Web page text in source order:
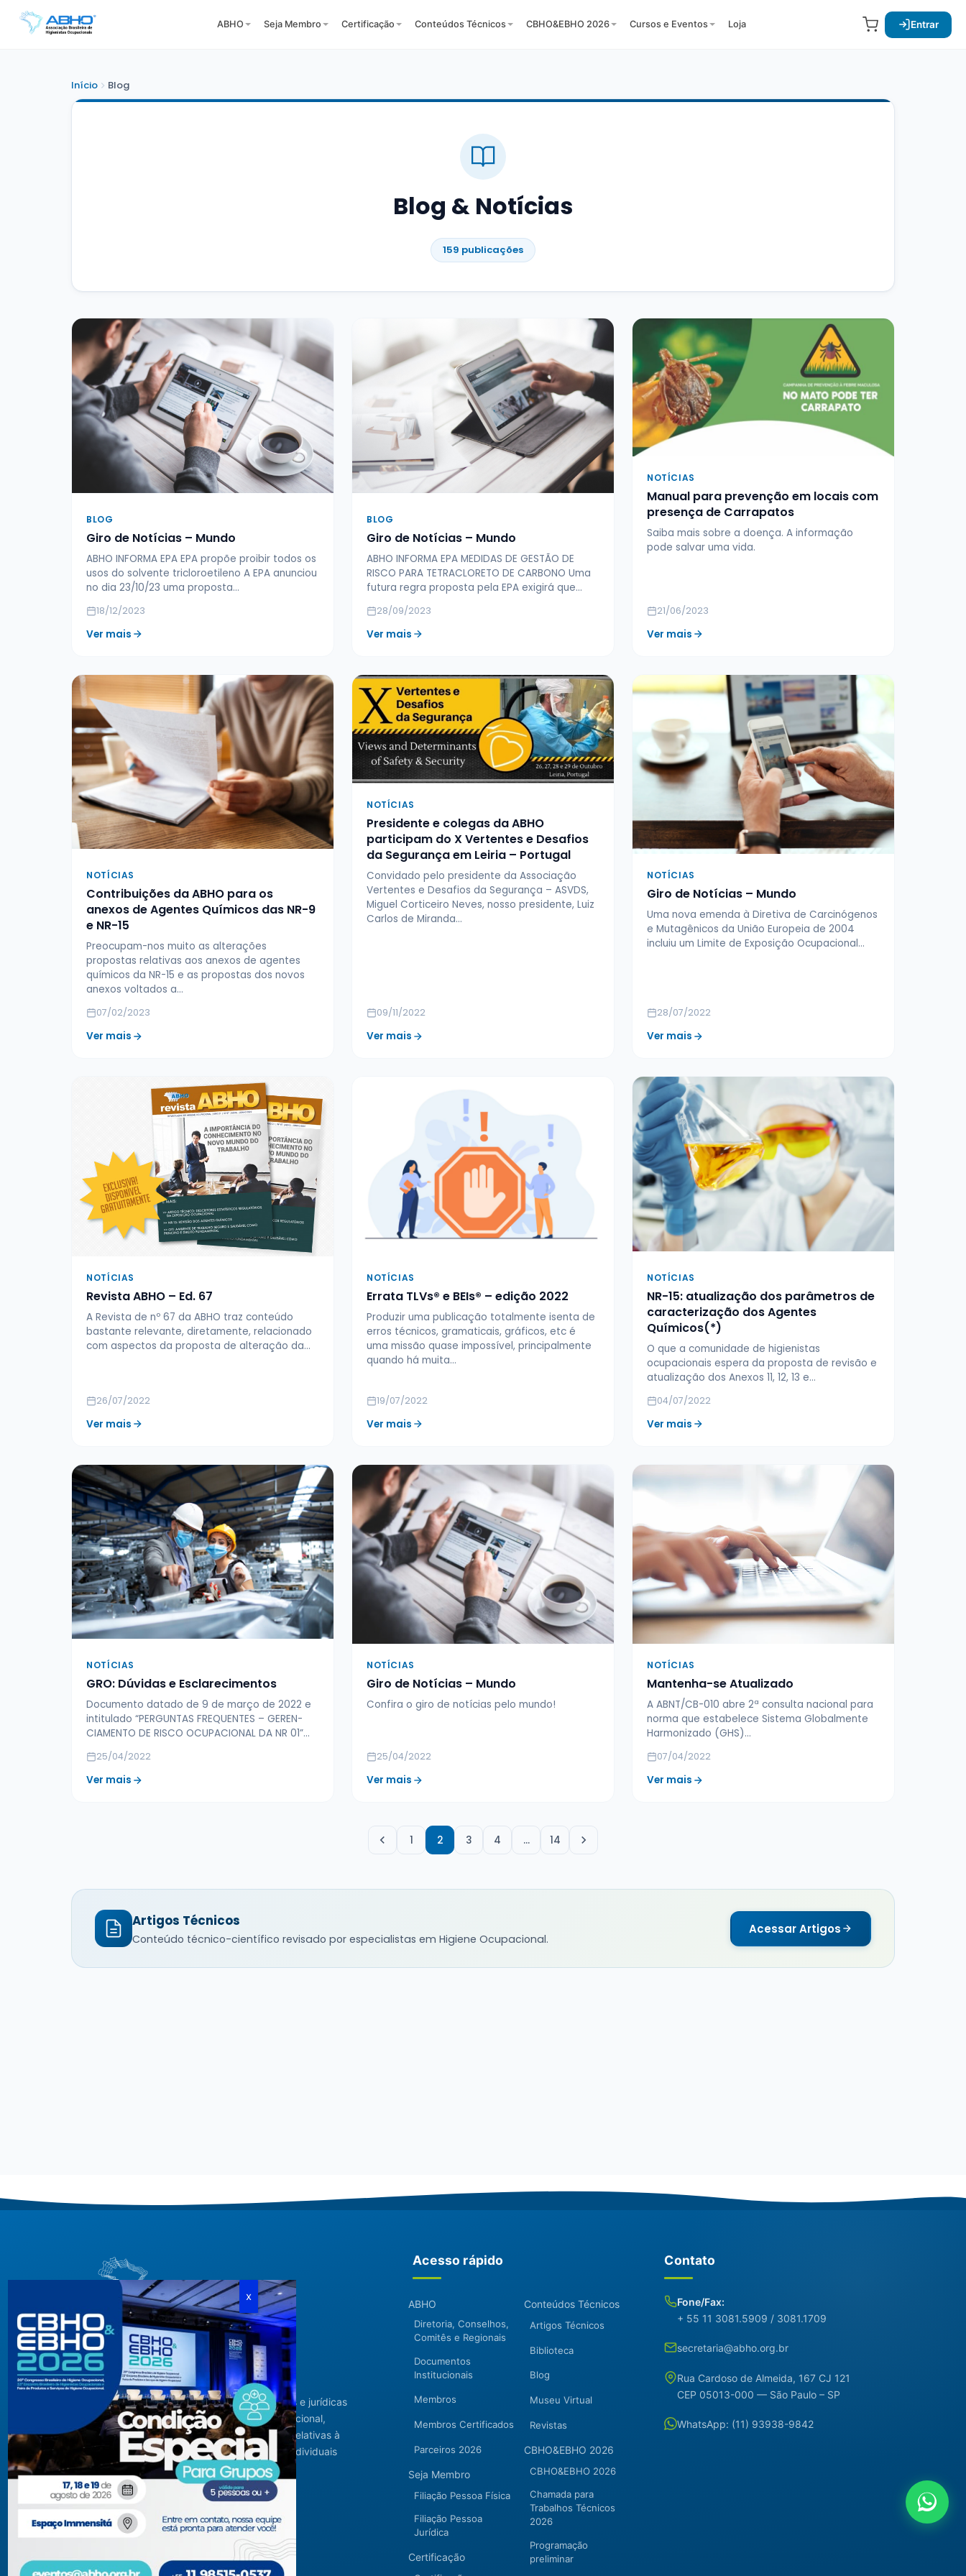
ABHO Seja Membro Certificação Conteúdos Técnicos CBHO&EBHO 2026 Cursos e Eventos Loja Entrar
Início Blog
Blog & Notícias
159 publicações
BLOG
Giro de Notícias – Mundo
ABHO INFORMA EPA EPA propõe proibir todos os
usos do solvente tricloroetileno A EPA anunciou
no dia 23/10/23 uma proposta…
18/12/2023
Ver mais
BLOG
Giro de Notícias – Mundo
ABHO INFORMA EPA MEDIDAS DE GESTÃO DE
RISCO PARA TETRACLORETO DE CARBONO Uma
futura regra proposta pela EPA exigirá que…
28/09/2023
Ver mais
NOTÍCIAS
Manual para prevenção em locais com
presença de Carrapatos
Saiba mais sobre a doença. A informação
pode salvar uma vida.
21/06/2023
Ver mais
NOTÍCIAS
Contribuições da ABHO para os
anexos de Agentes Químicos das NR-9
e NR-15
Preocupam-nos muito as alterações
propostas relativas aos anexos de agentes
químicos da NR-15 e as propostas dos novos
anexos voltados a…
07/02/2023
Ver mais
NOTÍCIAS
Presidente e colegas da ABHO
participam do X Vertentes e Desafios
da Segurança em Leiria – Portugal
Convidado pelo presidente da Associação
Vertentes e Desafios da Segurança – ASVDS,
Miguel Corticeiro Neves, nosso presidente, Luiz
Carlos de Miranda…
09/11/2022
Ver mais
NOTÍCIAS
Giro de Notícias – Mundo
Uma nova emenda à Diretiva de Carcinógenos
e Mutagênicos da União Europeia de 2004
incluiu um Limite de Exposição Ocupacional…
28/07/2022
Ver mais
NOTÍCIAS
Revista ABHO – Ed. 67
A Revista de nº 67 da ABHO traz conteúdo
bastante relevante, diretamente, relacionado
com aspectos da proposta de alteração da…
26/07/2022
Ver mais
NOTÍCIAS
Errata TLVs® e BEIs® – edição 2022
Produzir uma publicação totalmente isenta de
erros técnicos, gramaticais, gráficos, etc é
uma missão quase impossível, principalmente
quando há muita…
19/07/2022
Ver mais
NOTÍCIAS
NR-15: atualização dos parâmetros de
caracterização dos Agentes
Químicos(*)
O que a comunidade de higienistas
ocupacionais espera da proposta de revisão e
atualização dos Anexos 11, 12, 13 e…
04/07/2022
Ver mais
NOTÍCIAS
GRO: Dúvidas e Esclarecimentos
Documento datado de 9 de março de 2022 e
intitulado “PERGUNTAS FREQUENTES – GEREN­
CIAMENTO DE RISCO OCUPACIONAL DA NR 01”…
25/04/2022
Ver mais
NOTÍCIAS
Giro de Notícias – Mundo
Confira o giro de notícias pelo mundo!
25/04/2022
Ver mais
NOTÍCIAS
Mantenha-se Atualizado
A ABNT/CB-010 abre 2ª consulta nacional para
norma que estabelece Sistema Globalmente
Harmonizado (GHS)...
07/04/2022
Ver mais
1 2 3 4 … 14
Artigos Técnicos
Conteúdo técnico-científico revisado por especialistas em Higiene Ocupacional.
Acessar Artigos
Criada em agosto de 1994, congrega pessoas físicas e jurídicas
com interesses relacionados à área de higiene ocupacional,
tendo sido constituída para fins de estudos e ações relativas à
higiene ocupacional e representação de interesses individuais
ou coletivos dos higienistas.
Acompanhe-nos em nossas redes sociais!
Acesso rápido
ABHO
Diretoria, Conselhos,
Comitês e Regionais
Documentos
Institucionais
Membros
Membros Certificados
Parceiros 2026
Seja Membro
Filiação Pessoa Física
Filiação Pessoa
Jurídica
Certificação
Conteúdos Técnicos
Artigos Técnicos
Biblioteca
Blog
Museu Virtual
Revistas
CBHO&EBHO 2026
CBHO&EBHO 2026
Chamada para
Trabalhos Técnicos
2026
Programação
preliminar
Contato
Fone/Fax:
+ 55 11 3081.5909 / 3081.1709
secretaria@abho.org.br
Rua Cardoso de Almeida, 167 CJ 121
CEP 05013-000 — São Paulo – SP
WhatsApp: (11) 93938-9842